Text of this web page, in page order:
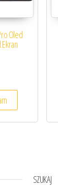
Oled
SZUKAJ